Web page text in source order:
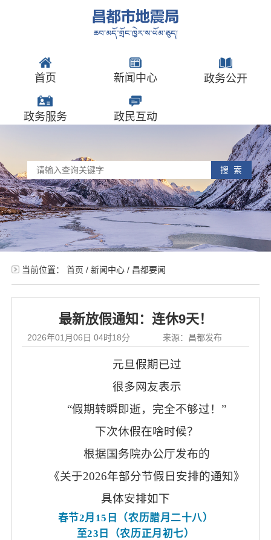
首页 新闻中心 政务公开
政务服务 政民互动
搜 索
当前位置： 首页 / 新闻中心/ 昌都要闻
最新放假通知：连休9天！
2026年01月06日 04时18分 来源：昌都发布
元旦假期已过
很多网友表示
“假期转瞬即逝，完全不够过！”
下次休假在啥时候？
根据国务院办公厅发布的
《关于2026年部分节假日安排的通知》
具体安排如下
春节2月15日（农历腊月二十八）
至23日（农历正月初七）